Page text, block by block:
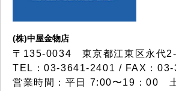
(株)中屋金物店
〒135-0034 東京都江東区永代
TEL：03-3641-2401 / FAX：
営業時間：平日 7:00〜19：00